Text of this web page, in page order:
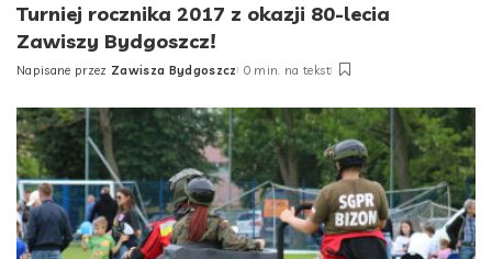
Turniej rocznika 2017 z okazji 80-lecia
Zawiszy Bydgoszcz!
Posted
Napisane przez Zawisza Bydgoszcz 0 min. na tekst